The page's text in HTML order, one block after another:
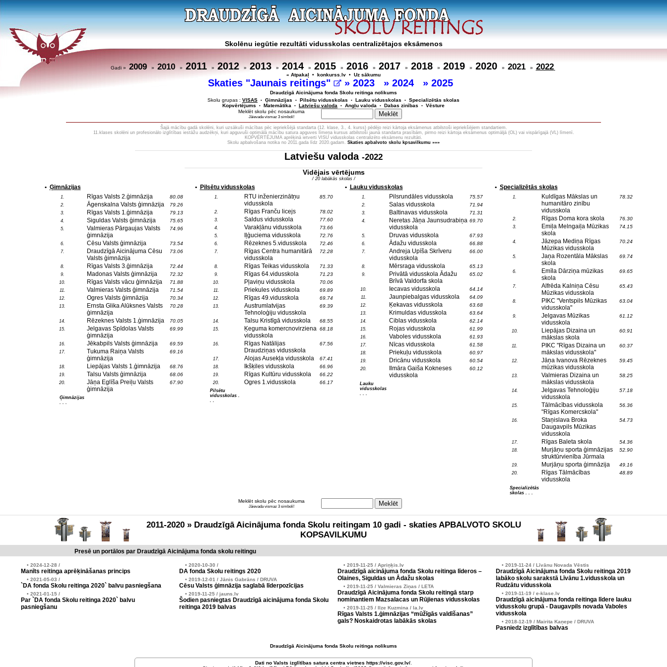
Skolēnu iegūtie rezultāti vidusskolas centralizētajos eksāmenos
Gadi » 2009 » 2010 » 2011 » 2012 » 2013 » 2014 » 2015 » 2016 » 2017 » 2018 » 2019 » 2020 » 2021 » 2022
« Atpakaļ • konkurss.lv • Uz sākumu
Skaties "Jaunais reitings" » 2023 » 2024 » 2025
Draudzīgā Aicinājuma fonda Skolu reitinga nolikums
Skolu grupas : VISAS • Ģimnāzijas • Pilsētu vidusskolas • Lauku vidusskolas • Specializētās skolas
Kopvērtējums
• Matemātika • Latviešu valoda • Angļu valoda • Dabas zinības • Vēsture
Meklēt skolu pēc nosaukuma
Jāievada vismaz 3 simboli!
Šajā mācību gadā skolēni, kuri uzsākuši mācības pēc iepriekšējā standarta (12. klase, 3., 4. kurss) pēdējo reizi kārtoja eksāmenus atbilstoši iepriekšējiem standartiem.
11.klases skolēni un profesionālo izglītības iestāžu audzēkņi, kuri apguvuši optimālā mācību satura apguves līmeņa kursus atbilstoši jaunā standarta prasībām, pirmo reizi kārtoja eksāmenus optimāljā (OL) vai vispārīgajā (VL) līmenī.
KOPVĒRTĒJUMA aprēķinā ietverti VISU vidusskolas centralizēto eksāmenu rezultāti.
Skolu apbalvošana notika no 2011.gada līdz 2020.gadam. Skaties apbalvoto skolu kpsavilkumu »»»
Latviešu valoda -2022
Vidējais vērtējums
/ 20 labākās skolas /
• Ģimnāzijas
1. Rīgas Valsts 2.ģimnāzija 80.08
2. Āgenskalna Valsts ģimnāzija 79.26
3. Rīgas Valsts 1.ģimnāzija 79.13
4. Siguldas Valsts ģimnāzija 75.65
5.
Valmieras Pārgaujas Valsts
ģimnāzija
74.96
6. Cēsu Valsts ģimnāzija 73.54
7.
Draudzīgā Aicinājuma Cēsu
Valsts ģimnāzija
73.06
8. Rīgas Valsts 3.ģimnāzija 72.44
9. Madonas Valsts ģimnāzija 72.32
10. Rīgas Valsts vācu ģimnāzija 71.88
11. Valmieras Valsts ģimnāzija 71.54
12. Ogres Valsts ģimnāzija 70.34
13.
Ernsta Glika Alūksnes Valsts
ģimnāzija
70.28
14. Rēzeknes Valsts 1.ģimnāzija 70.05
15.
Jelgavas Spīdolas Valsts
ģimnāzija
69.99
16. Jēkabpils Valsts ģimnāzija 69.59
17.
Tukuma Raiņa Valsts
ģimnāzija
69.16
18. Liepājas Valsts 1.ģimnāzija 68.76
19. Talsu Valsts ģimnāzija 68.06
20.
Jāņa Eglīša Preiļu Valsts
ģimnāzija
67.90
Ģimnāzijas
. . .
• Pilsētu vidusskolas
1.
RTU inženierzinātņu
vidusskola
85.70
2. Rīgas Franču licejs 78.02
3. Saldus vidusskola 77.60
4. Varakļānu vidusskola 73.66
5. Iļģuciema vidusskola 72.76
6. Rēzeknes 5.vidusskola 72.46
7.
Rīgas Centra humanitārā
vidusskola
72.28
8. Rīgas Teikas vidusskola 71.33
9. Rīgas 64.vidusskola 71.23
10. Pļaviņu vidusskola 70.06
11. Priekules vidusskola 69.89
12. Rīgas 49.vidusskola 69.74
13.
Austrumlatvijas
Tehnoloģiju vidusskola
69.39
14. Talsu Kristīgā vidusskola 68.55
15.
Ķeguma komercnovirziena
vidusskola
68.18
16.
Rīgas Natālijas
Draudziņas vidusskola
67.56
17. Alojas Ausekļa vidusskola 67.41
18. Ikšķiles vidusskola 66.96
19. Rīgas Kultūru vidusskola 66.22
20. Ogres 1.vidusskola 66.17
Pilsētu
vidusskolas .
. .
• Lauku vidusskolas
1. Pilsrundāles vidusskola 75.57
2. Salas vidusskola 71.94
3. Baltinavas vidusskola 71.31
4.
Neretas Jāņa Jaunsudrabiņa
vidusskola
69.70
5. Druvas vidusskola 67.93
6. Ādažu vidusskola 66.88
7.
Andreja Upīša Skrīveru
vidusskola
66.00
8. Mērsraga vidusskola 65.13
9.
Privātā vidusskola Ādažu
Brīvā Valdorfa skola
65.02
10. Iecavas vidusskola 64.14
11. Jaunpiebalgas vidusskola 64.09
12. Ķekavas vidusskola 63.68
13. Krimuldas vidusskola 63.64
14. Ciblas vidusskola 62.14
15. Rojas vidusskola 61.99
16. Vaboles vidusskola 61.93
17. Nīcas vidusskola 61.58
18. Priekuļu vidusskola 60.97
19. Dricānu vidusskola 60.54
20.
Ilmāra Gaiša Kokneses
vidusskola
60.12
Lauku
vidusskolas
. . .
• Specializētās skolas
1.
Kuldīgas Mākslas un
humanitāro zinību
vidusskola
78.32
2. Rīgas Doma kora skola 76.30
3.
Emiļa Melngaiļa Mūzikas
skola
74.15
4.
Jāzepa Mediņa Rīgas
Mūzikas vidusskola
70.24
5.
Jaņa Rozentāla Mākslas
skola
69.74
6.
Emīla Dārziņa mūzikas
skola
69.65
7.
Alfrēda Kalniņa Cēsu
Mūzikas vidusskola
65.43
8.
PIKC "Ventspils Mūzikas
vidusskola"
63.04
9.
Jelgavas Mūzikas
vidusskola
61.12
10.
Liepājas Dizaina un
mākslas skola
60.91
11.
PIKC "Rīgas Dizaina un
mākslas vidusskola"
60.37
12.
Jāņa Ivanova Rēzeknes
mūzikas vidusskola
59.45
13.
Valmieras Dizaina un
mākslas vidusskola
58.25
14.
Jelgavas Tehnoloģiju
vidusskola
57.18
15.
Tālmācības vidusskola
"Rīgas Komercskola"
56.36
16.
Staņislava Broka
Daugavpils Mūzikas
vidusskola
54.73
17. Rīgas Baleta skola 54.36
18.
Murjāņu sporta ģimnāzijas
struktūrvienība Jūrmala
52.90
19. Murjāņu sporta ģimnāzija 49.16
20.
Rīgas Tālmācības
vidusskola
48.89
Specializētās
skolas . . .
Meklēt skolu pēc nosaukuma
Jāievada vismaz 3 simboli!
2011-2020 » Draudzīgā Aicinājuma fonda Skolu reitingam 10 gadi - skaties APBALVOTO SKOLU
KOPSAVILKUMU
Presē un portālos par Draudzīgā Aicinājuma fonda skolu reitingu
• 2024-12-28 /
Manīts reitinga aprēķināšanas princips
• 2021-05-03 /
`DA fonda Skolu reitinga 2020` balvu pasniegšana
• 2021-01-15 /
Par `DA fonda Skolu reitinga 2020` balvu
pasniegšanu
• 2020-10-30 /
DA fonda Skolu reitings 2020
• 2019-12-01 / Jānis Gabrāns / DRUVA
Cēsu Valsts ģimnāzija saglabā līderpozīcijas
• 2019-11-25 / jauns.lv
Šodien pasniegtas Draudzīgā aicinājuma fonda Skolu
reitinga 2019 balvas
• 2019-11-25 / Apriņķis.lv
Draudzīgā aicinājuma fonda Skolu reitinga līderos –
Olaines, Siguldas un Ādažu skolas
• 2019-11-25 / Valmieras Ziņas / LETA
Draudzīgā Aicinājuma fonda Skolu reitingā starp
nominantiem Mazsalacas un Rūjienas vidusskolas
• 2019-11-25 / Ilze Kuzmina / la.lv
Rīgas Valsts 1.ģimnāzijas “mūžīgās valdīšanas”
gals? Noskaidrotas labākās skolas
• 2019-11-24 / Līvānu Novada Vēstis
Draudzīgā Aicinājuma fonda Skolu reitinga 2019
labāko skolu sarakstā Līvānu 1.vidusskola un
Rudzātu vidusskola
• 2019-11-19 / e-klase.lv
Draudzīgā aicinājuma fonda reitinga līdere lauku
vidusskolu grupā - Daugavpils novada Vaboles
vidusskola
• 2018-12-19 / Mairita Kaņepe / DRUVA
Pasniedz izglītības balvas
Draudzīgā Aicinājuma fonda Skolu reitinga nolikums
Dati no Valsts izglītības satura centra vietnes https://visc.gov.lv/